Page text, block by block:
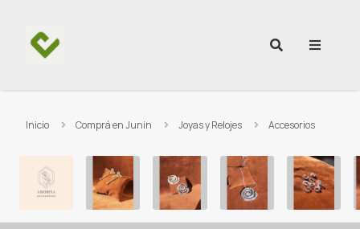
Inicio Comprá en Junin Joyas y Relojes Accesorios